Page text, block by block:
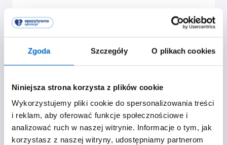
Zgoda Szczegóły O plikach cookies
Niniejsza strona korzysta z plików cookie
Wykorzystujemy pliki cookie do spersonalizowania treści
i reklam, aby oferować funkcje społecznościowe i
analizować ruch w naszej witrynie. Informacje o tym, jak
korzystasz z naszej witryny, udostępniamy partnerom
Lekarz pediatra w Oddziale
Hospitalizacji Jednego Dnia,